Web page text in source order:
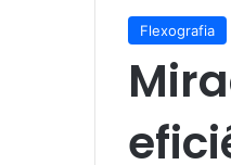
Flexografia